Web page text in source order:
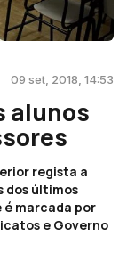
09 set, 2018, 14:53
alunos
regista a
dos últimos
é marcada por
e Governo